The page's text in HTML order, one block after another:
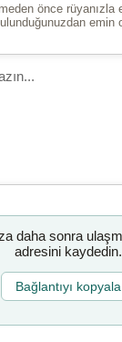
önce
emin
daha sonra
adresini kaydedin.
Bağlantıyı kopyala